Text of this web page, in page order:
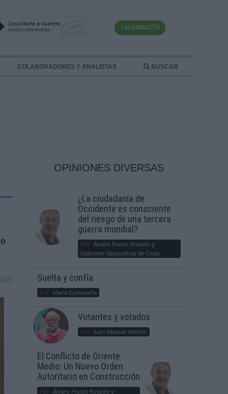
+34 644043774
COLABORADORES Y ANALISTAS BUSCAR
OPINIONES DIVERSAS
¿La ciudadanía de
Occidente es consciente
del riesgo de una tercera
guerra mundial?
Por Álvaro Frutos Rosado y
Gabinete Geopolítica de Crisis
Suelta y confía
Por María Comesaña
Votantes y votados
Por Juan Manuel Beltrán
El Conflicto de Oriente
Medio: Un Nuevo Orden
Autoritario en Construcción
Por Álvaro Frutos Rosado y